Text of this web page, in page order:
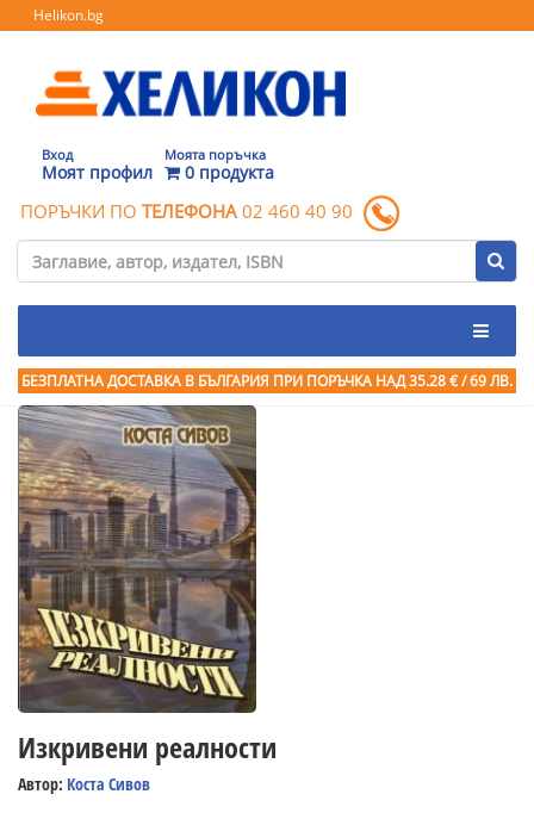
Helikon.bg
Вход
Моят профил
Моята поръчка
0 продукта
ПОРЪЧКИ ПО ТЕЛЕФОНА 02 460 40 90
БЕЗПЛАТНА ДОСТАВКА В БЪЛГАРИЯ ПРИ ПОРЪЧКА НАД 35.28 € / 69 ЛВ.
Изкривени реалности
Автор: Коста Сивов